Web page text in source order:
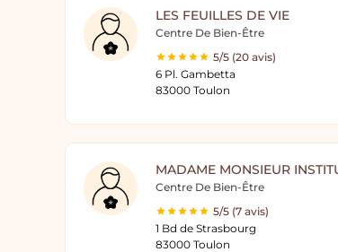
LES FEUILLES DE VIE
Centre De Bien-Être
5/5 (20 avis)
6 Pl. Gambetta
83000 Toulon
MADAME MONSIEUR
Centre De Bien-Être
5/5 (7 avis)
1 Bd de Strasbourg
83000 Toulon